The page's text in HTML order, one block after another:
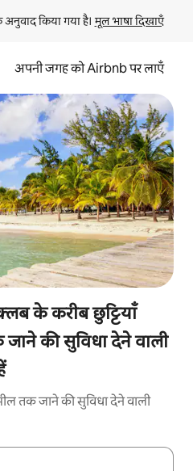
किया गया है। मूल भाषा दिखाएँ
अपनी जगह को Airbnb पर लाएँ
के करीब छुट्टियाँ
की सुविधा देने वाली
तक जाने की सुविधा देने वाली